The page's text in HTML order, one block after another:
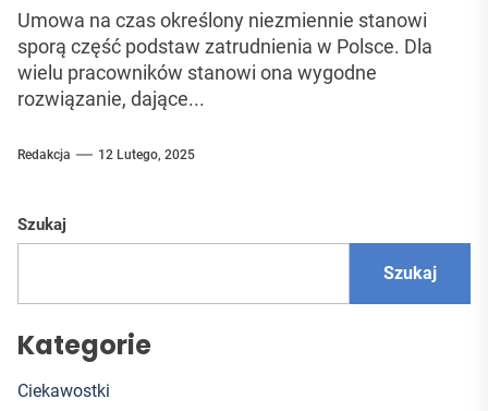
Umowa na czas określony niezmiennie stanowi
sporą część podstaw zatrudnienia w Polsce. Dla
wielu pracowników stanowi ona wygodne
rozwiązanie, dające...
Redakcja 12 Lutego, 2025
Szukaj
Szukaj
Kategorie
Ciekawostki